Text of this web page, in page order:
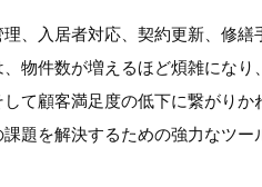
、入居者対応、契約更新、修
物件数が増えるほど煩雑にな
て顧客満足度の低下に繋がり
題を解決するための強力なツ